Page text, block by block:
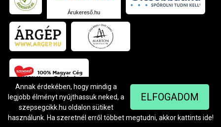
Árukereső.hu
© Szendrei Kft - 1042 Budapest, Árpád út 94.
Készítette:Netgo.hu Kft.
ELFOGADOM
Annak érdekében, hogy mindig a
legjobb élményt nyújthassuk neked, a
szepsegcikk.hu oldalon sütiket
használunk. Ha szeretnél erről többet megtudni, akkor kattints ide!